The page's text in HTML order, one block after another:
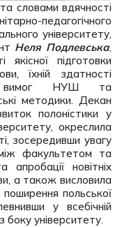
словами вдячності
педагогічного
університету,
Неля Подлевська,
підготовки
їхній здатності
вимог НУШ та
методики. Декан
полоністики у
окреслила
зосередивши увагу
між факультетом та
новітніх
а також висловила
поширення польської
у всебічній
боку університету.